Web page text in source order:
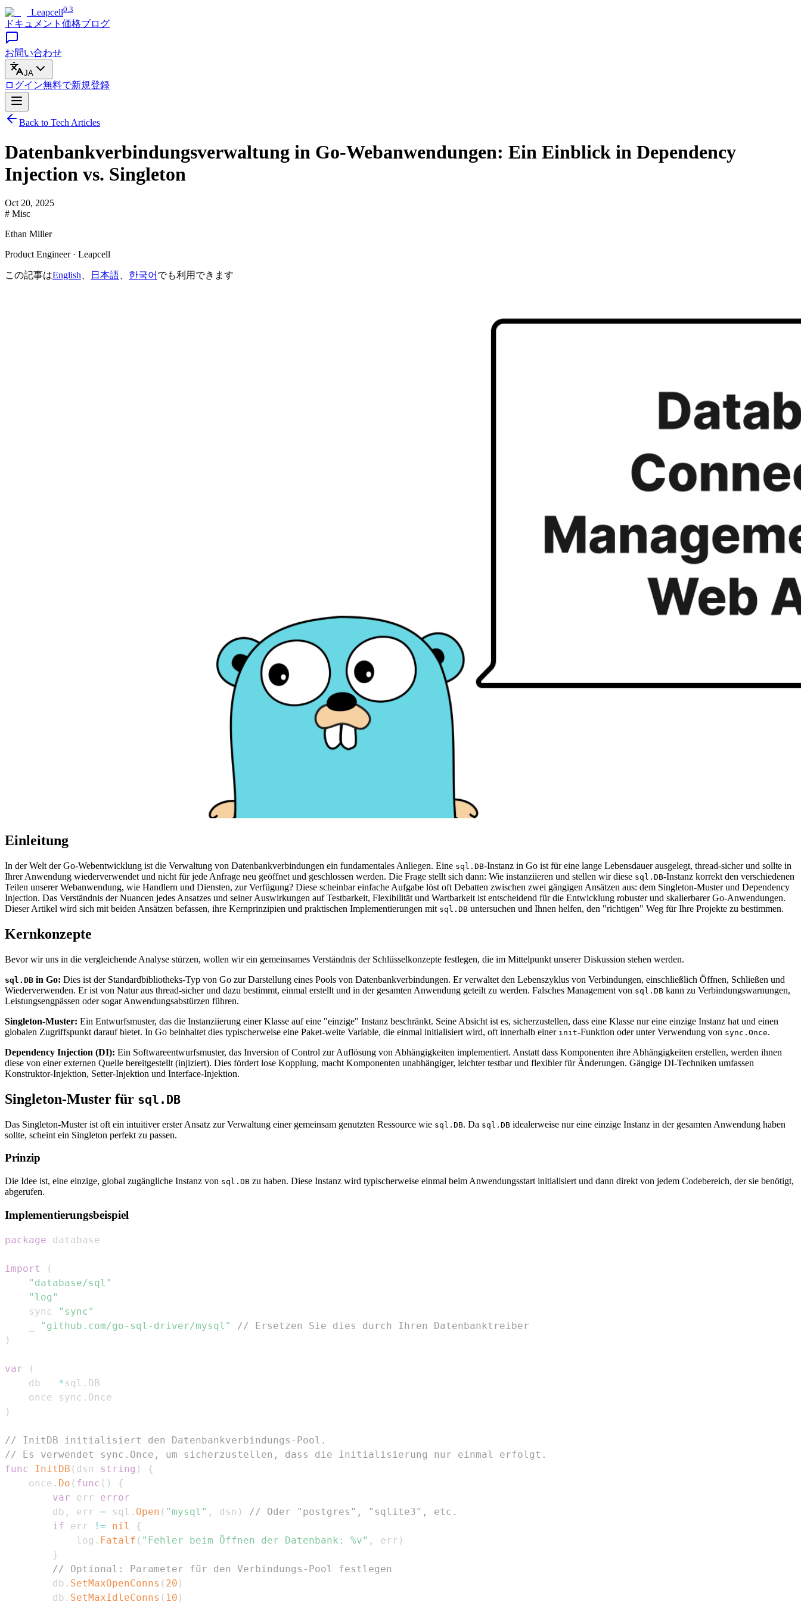
Leapcell0.3
ドキュメント 価格ブログ
お問い合わせ
JA
ログイン無料で新規登録
Back to Tech Articles
Datenbankverbindungsverwaltung in Go-Webanwendungen: Ein Einblick in Dependency
Injection vs. Singleton
Oct 20, 2025
# Misc
Ethan Miller
Product Engineer · Leapcell
この記事はEnglish 日本語 한국어 でも利用できます
Einleitung
In der Welt der Go-Webentwicklung ist die Verwaltung von Datenbankverbindungen ein fundamentales Anliegen. Eine sql.DB-Instanz in Go ist für eine lange Lebensdauer ausgelegt, thread-sicher und sollte in
Ihrer Anwendung wiederverwendet und nicht für jede Anfrage neu geöffnet und geschlossen werden. Die Frage stellt sich dann: Wie instanziieren und stellen wir diese sql.DB-Instanz korrekt den verschiedenen
Teilen unserer Webanwendung, wie Handlern und Diensten, zur Verfügung? Diese scheinbar einfache Aufgabe löst oft Debatten zwischen zwei gängigen Ansätzen aus: dem Singleton-Muster und Dependency
Injection. Das Verständnis der Nuancen jedes Ansatzes und seiner Auswirkungen auf Testbarkeit, Flexibilität und Wartbarkeit ist entscheidend für die Entwicklung robuster und skalierbarer Go-Anwendungen.
Dieser Artikel wird sich mit beiden Ansätzen befassen, ihre Kernprinzipien und praktischen Implementierungen mit sql.DB untersuchen und Ihnen helfen, den "richtigen" Weg für Ihre Projekte zu bestimmen.
Kernkonzepte
Bevor wir uns in die vergleichende Analyse stürzen, wollen wir ein gemeinsames Verständnis der Schlüsselkonzepte festlegen, die im Mittelpunkt unserer Diskussion stehen werden.
sql.DB in Go: Dies ist der Standardbibliotheks-Typ von Go zur Darstellung eines Pools von Datenbankverbindungen. Er verwaltet den Lebenszyklus von Verbindungen, einschließlich Öffnen, Schließen und
Wiederverwenden. Er ist von Natur aus thread-sicher und dazu bestimmt, einmal erstellt und in der gesamten Anwendung geteilt zu werden. Falsches Management von sql.DB kann zu Verbindungswarnungen,
Leistungsengpässen oder sogar Anwendungsabstürzen führen.
Singleton-Muster: Ein Entwurfsmuster, das die Instanziierung einer Klasse auf eine "einzige" Instanz beschränkt. Seine Absicht ist es, sicherzustellen, dass eine Klasse nur eine einzige Instanz hat und einen
globalen Zugriffspunkt darauf bietet. In Go beinhaltet dies typischerweise eine Paket-weite Variable, die einmal initialisiert wird, oft innerhalb einer init-Funktion oder unter Verwendung von sync.Once.
Dependency Injection (DI): Ein Softwareentwurfsmuster, das Inversion of Control zur Auflösung von Abhängigkeiten implementiert. Anstatt dass Komponenten ihre Abhängigkeiten erstellen, werden ihnen
diese von einer externen Quelle bereitgestellt (injiziert). Dies fördert lose Kopplung, macht Komponenten unabhängiger, leichter testbar und flexibler für Änderungen. Gängige DI-Techniken umfassen
Konstruktor-Injektion, Setter-Injektion und Interface-Injektion.
Singleton-Muster für sql.DB
Das Singleton-Muster ist oft ein intuitiver erster Ansatz zur Verwaltung einer gemeinsam genutzten Ressource wie sql.DB. Da sql.DB idealerweise nur eine einzige Instanz in der gesamten Anwendung haben
sollte, scheint ein Singleton perfekt zu passen.
Prinzip
Die Idee ist, eine einzige, global zugängliche Instanz von sql.DB zu haben. Diese Instanz wird typischerweise einmal beim Anwendungsstart initialisiert und dann direkt von jedem Codebereich, der sie benötigt,
abgerufen.
Implementierungsbeispiel
package
import
(
"database/sql"
"log"
	sync
"sync"
"github.com/go-sql-driver/mysql"
// Ersetzen Sie dies durch Ihren Datenbanktreiber
)
var
(
	db
* sql .
	once sync
.
)
// InitDB initialisiert den Datenbankverbindungs-Pool.
// Es verwendet sync.Once, um sicherzustellen, dass die Initialisierung nur einmal erfolgt.
func
InitDB ( dsn string )
{
	once
. Do ( func ( )
{
var err error
		db
, err = sql . Open ( "mysql" , dsn )
// Oder "postgres", "sqlite3", etc.
if err != nil
{
			log
. Fatalf ( "Fehler beim Öffnen der Datenbank: %v" , err )
}
// Optional: Parameter für den Verbindungs-Pool festlegen
		db
. SetMaxOpenConns ( 20 )
		db
. SetMaxIdleConns ( 10 )